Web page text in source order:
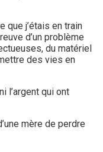
que j’étais en train
d’un problème
du matériel
des vies en
l’argent qui ont
mère de perdre